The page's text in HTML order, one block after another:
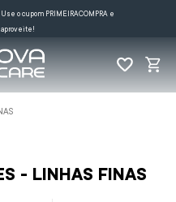
Use o cupom PRIMEIRACOMPRA e
aproveite!
- LINHAS FINAS